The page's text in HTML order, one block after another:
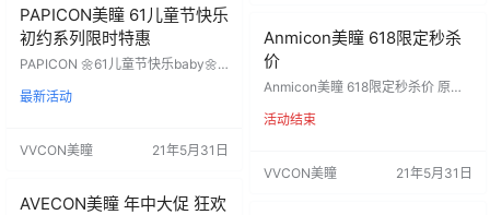
理价
PAPICON美瞳 61儿童节快乐
初约系列限时特惠
PAPICON 🌼61儿童节快乐baby🌼
自己的小太阳 糖果色🍬初约系列 9
国械注进20173220605 代理价
最新活动
VVCON美瞳 21年5月31日
Anmicon美瞳 618限定秒杀
价
Anmicon美瞳 618限定秒杀价 原价9
板任选三幅68￥ 巨划算 额外加赠下
活动结束
VVCON美瞳 21年5月31日
AVECON美瞳 年中大促 狂欢